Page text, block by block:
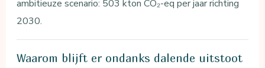
ambitieuze scenario: 503 kton CO₂-eq per jaar richting
2030.
Waarom blijft er ondanks dalende uitstoot